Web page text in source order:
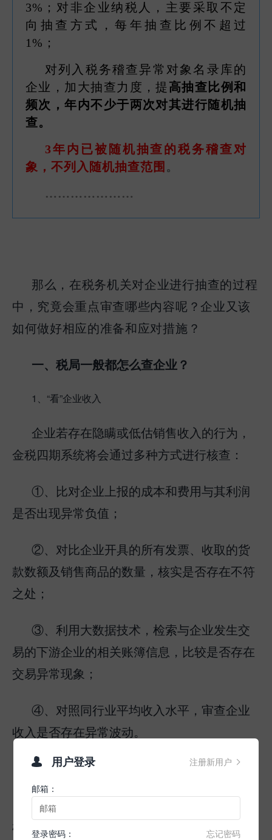
3%；对非企业纳税人，主要采取不定
向抽查方式，每年抽查比例不超过
1%；
对列入税务稽查异常对象名录库的
企业，加大抽查力度，提 高抽查比例和
频次，年内不少于两次对其进行随机抽
查。
3年内已被随机抽查的税务稽查对
象，不列入随机抽查范围 。
…………………
那么，在税务机关对企业进行抽查的过程
中，究竟会重点审查哪些内容呢？企业又该
如何做好相应的准备和应对措施？
一、税局一般都怎么查企业？
1、“看”企业收入
企业若存在隐瞒或低估销售收入的行为，
金税四期系统将会通过多种方式进行核查：
①、比对企业上报的成本和费用与其利润
是否出现异常负值；
②、对比企业开具的所有发票、收取的货
款数额及销售商品的数量，核实是否存在不符
之处；
③、利用大数据技术，检索与企业发生交
易的下游企业的相关账簿信息，比较是否存在
交易异常现象；
④、对照同行业平均收入水平，审查企业
收入是否存在异常波动。
2、“观”企业成本费用
企业应注意以下几类行为，以免引起税务
机关的关注：
注册新用户 
 用户登录
邮箱：
忘记密码
登录密码：